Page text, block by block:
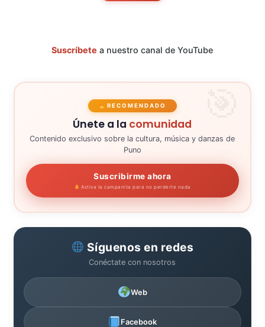
Suscríbete a nuestro canal de YouTube
RECOMENDADO
Únete a la comunidad
Contenido exclusivo sobre la cultura, música y danzas de
Puno
Suscribirme ahora
Activa la campanita para no perderte nada
Síguenos en redes
Conéctate con nosotros
Web
Facebook